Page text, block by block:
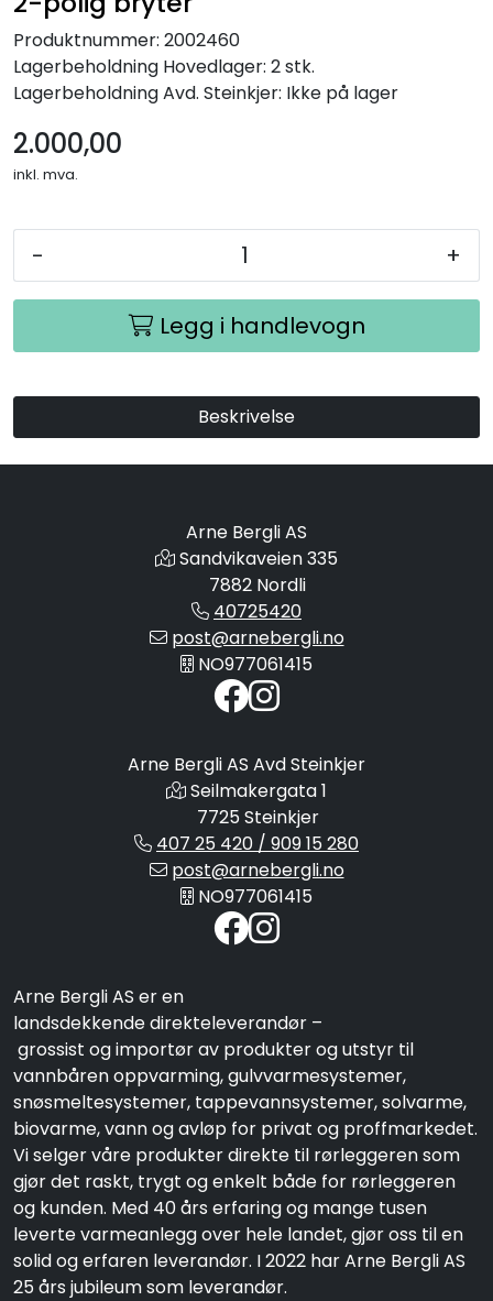
Produktnummer: 2002460
Lagerbeholdning Hovedlager: 2 stk.
LagerbeholdningAvd. Steinkjer: Ikke på lager
2.000,00
inkl. mva.
- +
Legg i handlevogn
Beskrivelse
Arne Bergli AS
Sandvikaveien 335
7882 Nordli
40725420
post@arnebergli.no
NO977061415
Arne Bergli AS Avd Steinkjer
Seilmakergata 1
7725 Steinkjer
407 25 420 / 909 15 280
post@arnebergli.no
NO977061415
Arne Bergli AS er en
landsdekkende direkteleverandør –
grossist og importør av produkter og utstyr til
vannbåren oppvarming, gulvvarmesystemer,
snøsmeltesystemer, tappevannsystemer, solvarme,
biovarme, vann og avløp for privat og proffmarkedet.
Vi selger våre produkter direkte til rørleggeren som
gjør det raskt, trygt og enkelt både for rørleggeren
og kunden. Med 40 års erfaring og mange tusen
leverte varmeanlegg over hele landet, gjør oss til en
solid og erfaren leverandør. I 2022 har Arne Bergli AS
25 års jubileum som leverandør.